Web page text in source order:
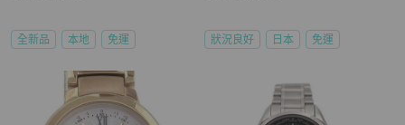
全新品 本地 免運 狀況良好 日本 免運